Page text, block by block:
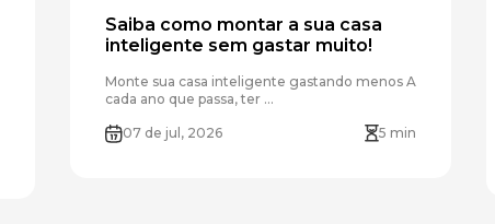
Saiba como montar a sua casa
inteligente sem gastar muito!
Monte sua casa inteligente gastando menos A
cada ano que passa, ter ...
07 de jul, 2026 5 min